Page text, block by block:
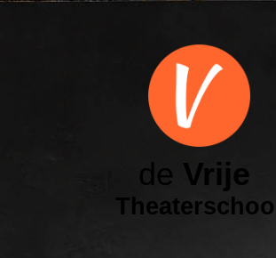
de Vrije
Theaterschool